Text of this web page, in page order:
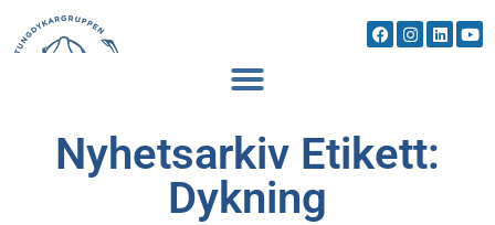
Nyhetsarkiv Etikett:
Dykning